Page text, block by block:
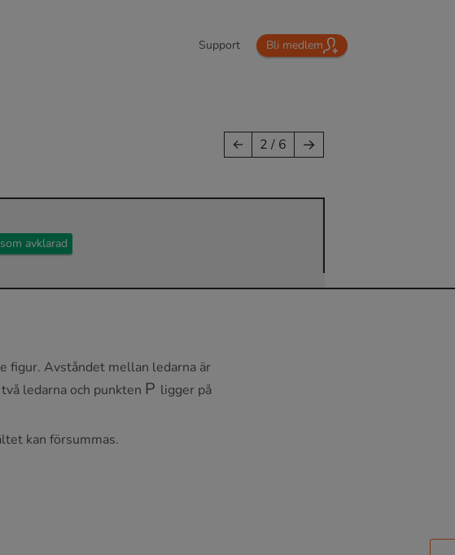
Support Bli medlem
← 2 / 6 →
avklarad
figur. Avståndet mellan ledarna är
ledarna och punkten
P
ligger på
kan försummas.